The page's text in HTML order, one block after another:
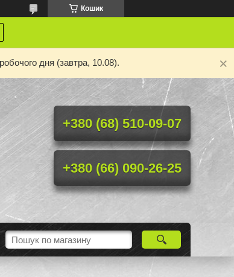
Кошик
дня (завтра, 10.08).
+380 (68) 510-09-07
+380 (66) 090-26-25